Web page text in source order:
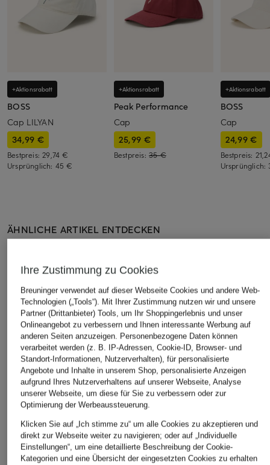
+Aktionsrabatt
BOSS
Cap LILYAN
34,99 €
Bestpreis:29,74 €
Ursprünglich: 45 €
+Aktionsrabatt
Peak Performance
Cap
25,99 €
Bestpreis: 35 €
+Aktionsrabatt
BOSS
Cap
24,99 €
Bestpreis:
Ursprünglich:
ÄHNLICHE ARTIKEL ENTDECKEN
Ihre Zustimmung zu Cookies
Breuninger verwendet auf dieser Webseite Cookies und andere Web-
Technologien („Tools“). Mit Ihrer Zustimmung nutzen wir und unsere
Partner (Drittanbieter) Tools, um Ihr Shoppingerlebnis und unser
Onlineangebot zu verbessern und Ihnen interessante Werbung auf
anderen Seiten anzuzeigen. Personenbezogene Daten können
verarbeitet werden (z. B. IP-Adressen, Cookie-ID, Browser- und
Standort-Informationen, Nutzerverhalten), für personalisierte
Angebote und Inhalte in unserem Shop, personalisierte Anzeigen
aufgrund Ihres Nutzerverhaltens auf unserer Webseite, Analyse
unserer Webseite, um diese für Sie zu verbessern oder zur
Optimierung der Werbeaussteuerung.
Klicken Sie auf „Ich stimme zu“ um alle Cookies zu akzeptieren und
direkt zur Webseite weiter zu navigieren; oder auf „Individuelle
Einstellungen“, um eine detaillierte Beschreibung der Cookie-
Kategorien und eine Übersicht der eingesetzten Cookies zu erhalten